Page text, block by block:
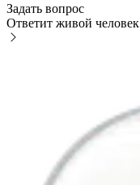
Задать вопрос
Ответит живой человек